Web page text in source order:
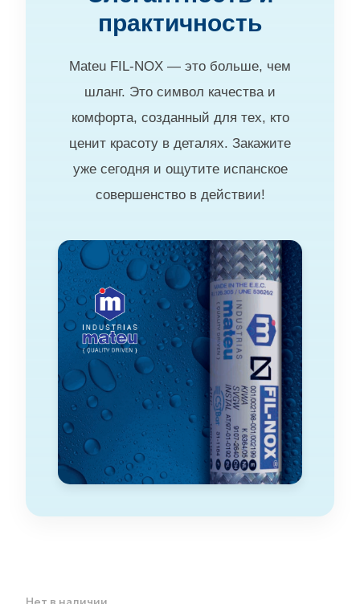
практичность
Mateu FIL-NOX — это больше, чем
шланг. Это символ качества и
комфорта, созданный для тех, кто
ценит красоту в деталях. Закажите
уже сегодня и ощутите испанское
совершенство в действии!